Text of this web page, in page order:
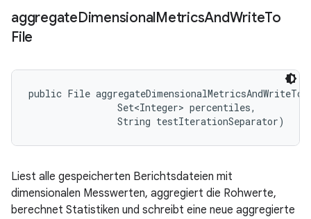
aggregateDimensionalMetricsAndWriteTo
File
public File
                Set<Integer> percentiles,
                String testIterationSeparator)
Liest alle gespeicherten Berichtsdateien mit
dimensionalen Messwerten, aggregiert die Rohwerte,
berechnet Statistiken und schreibt eine neue aggregierte